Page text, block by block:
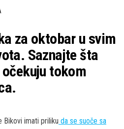
za oktobar u svim
Saznajte šta
tokom
Bikovi imati priliku da se suoče sa